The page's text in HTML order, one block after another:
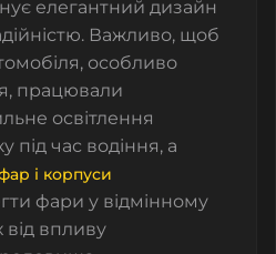
елегантний дизайн
Важливо, щоб
особливо
працювали
освітлення
під час водіння, а
і корпуси
фари у відмінному
від впливу